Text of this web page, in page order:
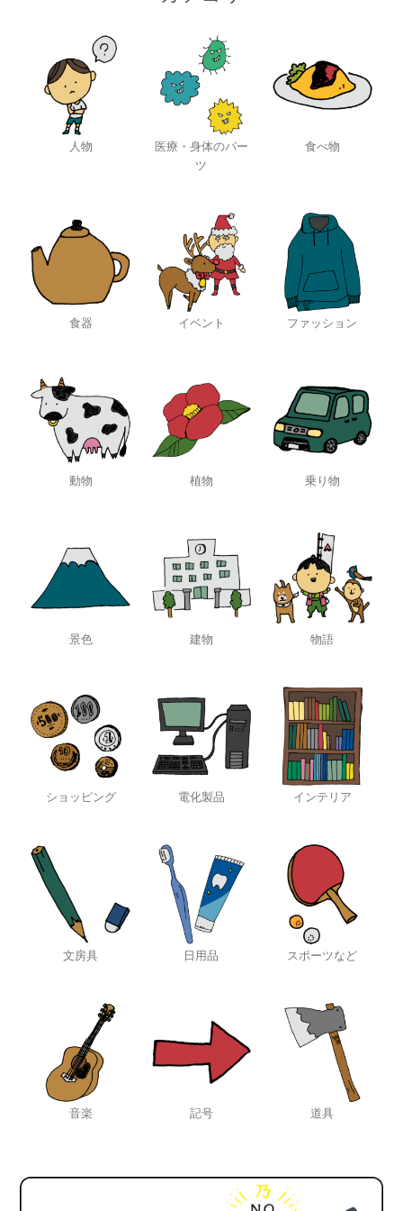
人物
医療・身体のパー
ツ
食べ物
食器 イベント ファッション
動物 植物 乗り物
景色 建物 物語
ショッピング 電化製品 インテリア
文房具 日用品 スポーツなど
音楽 記号 道具